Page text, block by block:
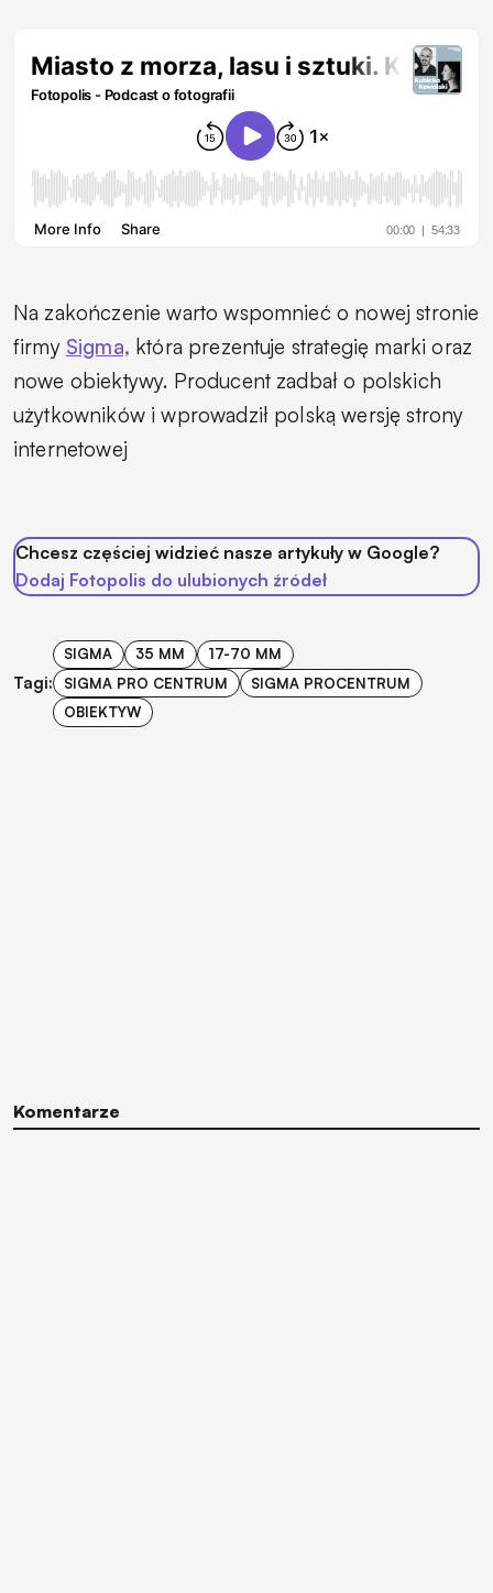
Na zakończenie warto wspomnieć o nowej stronie
firmy Sigma, która prezentuje strategię marki oraz
nowe obiektywy. Producent zadbał o polskich
użytkowników i wprowadził polską wersję strony
internetowej
Chcesz częściej widzieć nasze artykuły w Google?
Dodaj Fotopolis do ulubionych źródeł
Tagi:
SIGMA 35 MM
17-70 MM
SIGMA PRO CENTRUM
SIGMA PROCENTRUM
OBIEKTYW
Komentarze